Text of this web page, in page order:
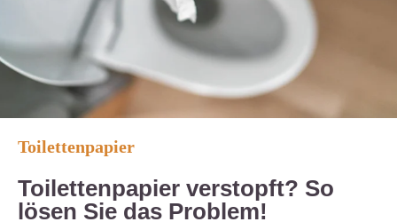
Toilettenpapier
Toilettenpapier verstopft? So
lösen Sie das Problem!